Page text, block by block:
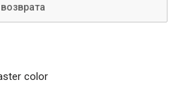
color
оборудование